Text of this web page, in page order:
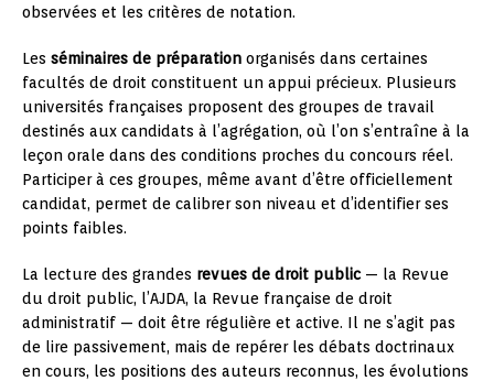
observées et les critères de notation.
Les séminaires de préparation organisés dans certaines
facultés de droit constituent un appui précieux. Plusieurs
universités françaises proposent des groupes de travail
destinés aux candidats à l’agrégation, où l’on s’entraîne à la
leçon orale dans des conditions proches du concours réel.
Participer à ces groupes, même avant d’être officiellement
candidat, permet de calibrer son niveau et d’identifier ses
points faibles.
La lecture des grandes revues de droit public— la Revue
du droit public, l’AJDA, la Revue française de droit
administratif — doit être régulière et active. Il ne s’agit pas
de lire passivement, mais de repérer les débats doctrinaux
en cours, les positions des auteurs reconnus, les évolutions